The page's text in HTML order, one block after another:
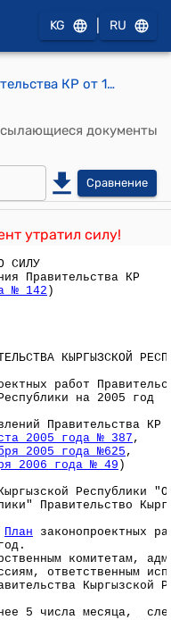
KG RU
Постановление Правительства КР от 18 марта 2005 года № 136 "О Плане законопроектных работ Правительства Кыргызской Республики на 2005 год"
документы
Сравнение
утратил силу!